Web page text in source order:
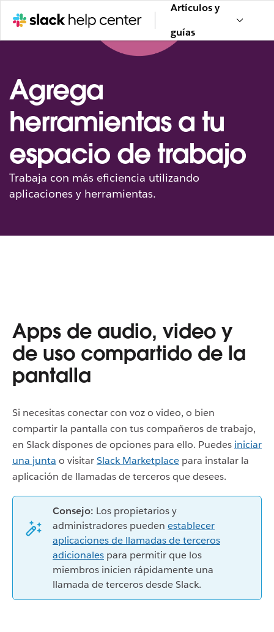
Artículos y
guías
Agrega
herramientas a tu
espacio de trabajo
Trabaja con más eficiencia utilizando
aplicaciones y herramientas.
Apps de audio, video y
de uso compartido de la
pantalla
Si necesitas conectar con voz o video, o bien
compartir la pantalla con tus compañeros de trabajo,
en Slack dispones de opciones para ello. Puedes iniciar
una junta o visitarSlack Marketplace para instalar la
aplicación de llamadas de terceros que desees.
Consejo: Los propietarios y
administradores pueden establecer
aplicaciones de llamadas de terceros
adicionales para permitir que los
miembros inicien rápidamente una
llamada de terceros desde Slack.